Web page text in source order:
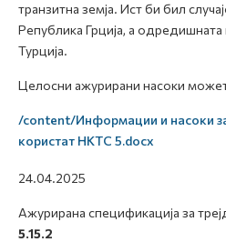
транзитна земја. Ист би бил
Република Грција, а
Турција.
Целосни ажурирани насоки
/content/Информации и насоки
користат НКТС 5.docx
24.04.2025
Ажурирана спецификација за
5.15.2